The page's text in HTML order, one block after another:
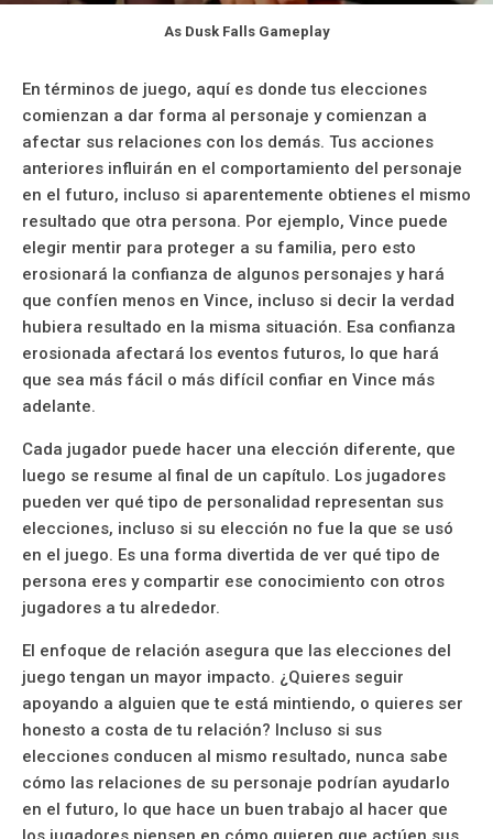
As Dusk Falls Gameplay
En términos de juego, aquí es donde tus elecciones
comienzan a dar forma al personaje y comienzan a
afectar sus relaciones con los demás. Tus acciones
anteriores influirán en el comportamiento del personaje
en el futuro, incluso si aparentemente obtienes el mismo
resultado que otra persona. Por ejemplo, Vince puede
elegir mentir para proteger a su familia, pero esto
erosionará la confianza de algunos personajes y hará
que confíen menos en Vince, incluso si decir la verdad
hubiera resultado en la misma situación. Esa confianza
erosionada afectará los eventos futuros, lo que hará
que sea más fácil o más difícil confiar en Vince más
adelante.
Cada jugador puede hacer una elección diferente, que
luego se resume al final de un capítulo. Los jugadores
pueden ver qué tipo de personalidad representan sus
elecciones, incluso si su elección no fue la que se usó
en el juego. Es una forma divertida de ver qué tipo de
persona eres y compartir ese conocimiento con otros
jugadores a tu alrededor.
El enfoque de relación asegura que las elecciones del
juego tengan un mayor impacto. ¿Quieres seguir
apoyando a alguien que te está mintiendo, o quieres ser
honesto a costa de tu relación? Incluso si sus
elecciones conducen al mismo resultado, nunca sabe
cómo las relaciones de su personaje podrían ayudarlo
en el futuro, lo que hace un buen trabajo al hacer que